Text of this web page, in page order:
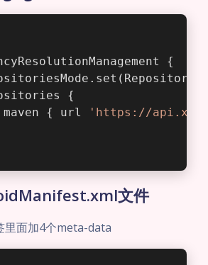
{
{
maven { url
'https://
文件
面加4个meta-data